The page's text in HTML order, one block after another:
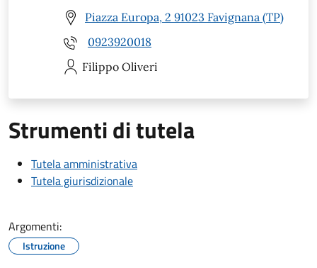
Piazza Europa, 2 91023 Favignana (TP)
0923920018
Filippo Oliveri
Strumenti di tutela
Tutela amministrativa
Tutela giurisdizionale
Argomenti:
Istruzione